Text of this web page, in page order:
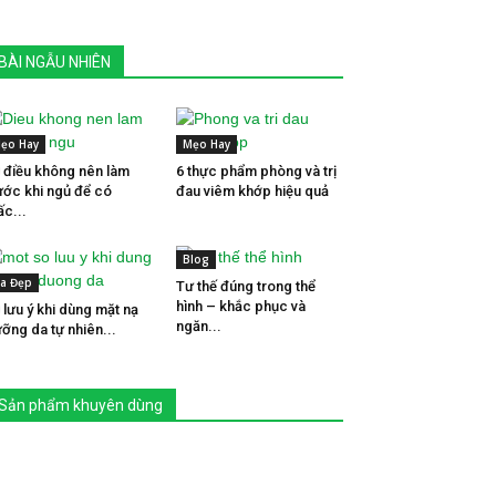
BÀI NGẪU NHIÊN
Hay
điều không nên làm
khi ngủ để có
Mẹo Hay
6 thực phẩm phòng và trị
đau viêm khớp hiệu quả
Đẹp
lưu ý khi dùng mặt nạ
da tự nhiên...
Blog
Tư thế đúng trong thể
hình – khắc phục và
ngăn...
phẩm khuyên dùng